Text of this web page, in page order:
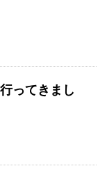
ってきまし